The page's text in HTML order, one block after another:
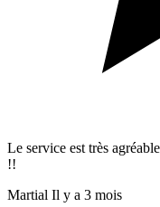
Le service est très
!!
Martial Il y a 3 mois